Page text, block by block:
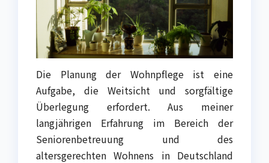
Die Planung der Wohnpflege ist eine
Aufgabe, die Weitsicht und sorgfältige
Überlegung erfordert. Aus meiner
langjährigen Erfahrung im Bereich der
Seniorenbetreuung und des
altersgerechten Wohnens in Deutschland